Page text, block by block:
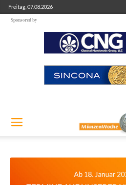
Freitag, 07.08.2026
Sponsored by